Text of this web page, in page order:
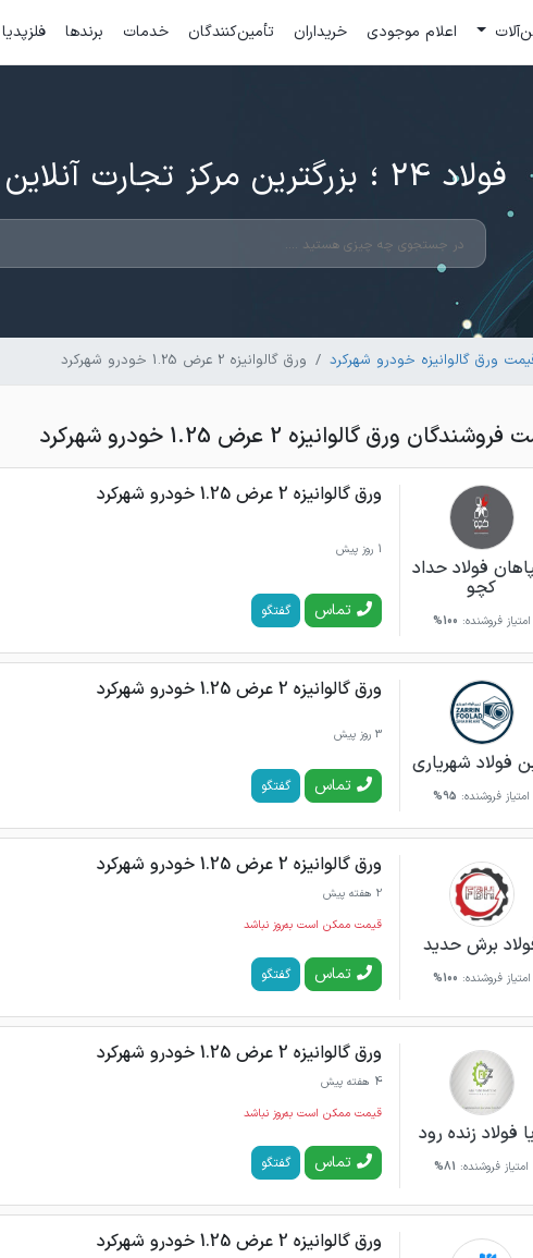
اعلام موجودی خریداران تأمین‌کنندگان خدمات برندها فلزپدیا
فولاد 24 ؛ بزرگترین مرکز تجارت آنلاین فلزات
ورق گالوانیزه خودرو شهرکرد ورق گالوانیزه 2 عرض 1.25 خودرو شهرکرد
ورق گالوانیزه 2 عرض 1.25 خودرو شهرکرد
فولاد حداد
کچو
امتیاز فروشنده: 100%
ورق گالوانیزه 2 عرض 1.25 خودرو شهرکرد
1 روز پیش
تماس گفتگو
فولاد شهریاری
امتیاز فروشنده: 95%
ورق گالوانیزه 2 عرض 1.25 خودرو شهرکرد
3 روز پیش
تماس گفتگو
برش حدید
امتیاز فروشنده: 100%
ورق گالوانیزه 2 عرض 1.25 خودرو شهرکرد
2 هفته پیش
قیمت ممکن است به‌روز نباشد
تماس گفتگو
فولاد زنده رود
امتیاز فروشنده: 81%
ورق گالوانیزه 2 عرض 1.25 خودرو شهرکرد
4 هفته پیش
قیمت ممکن است به‌روز نباشد
تماس گفتگو
ورق گالوانیزه 2 عرض 1.25 خودرو شهرکرد